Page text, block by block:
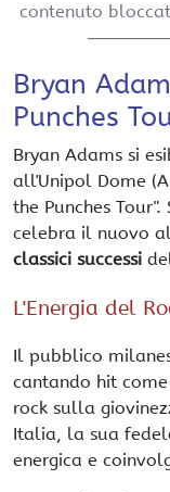
contenuto
Bryan
Punches
Bryan Adams si
all'Unipol Dome
the Punches Tour".
celebra il nuovo
classici successi
L'Energia del
Il pubblico
cantando hit
rock sulla
Italia, la sua
energica e